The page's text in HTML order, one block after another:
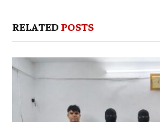
RELATED POSTS